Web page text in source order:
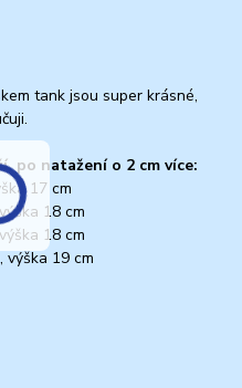
tank jsou super krásné,
po natažení o 2 cm více:
17 cm
18 cm
18 cm
výška 19 cm